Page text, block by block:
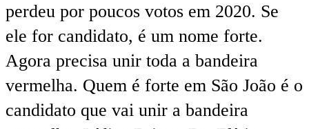
perdeu por poucos votos em 2020. Se
ele for candidato, é um nome forte.
Agora precisa unir toda a bandeira
vermelha. Quem é forte em São João é o
candidato que vai unir a bandeira